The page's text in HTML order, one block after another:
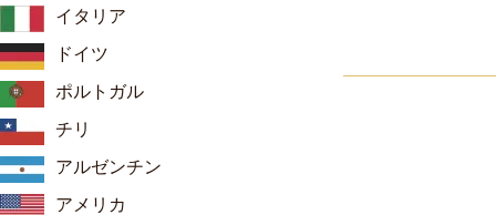
イタリア
ドイツ
ポルトガル
チリ
アルゼンチン
アメリカ